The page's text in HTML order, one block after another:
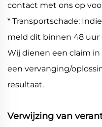
contact met ons op
* Transportschade:
meld dit binnen 48 uur
Wij dienen een claim
een vervanging/
resultaat.
Verwijzing van